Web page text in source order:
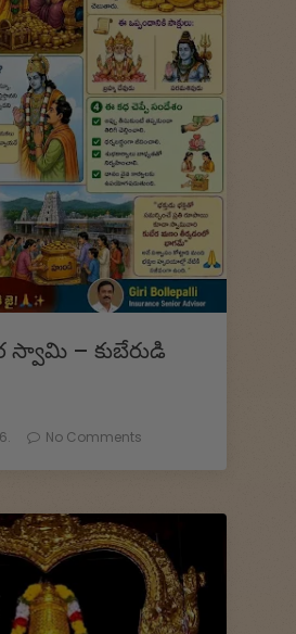
స్వామి – కుబేరుడి
No Comments